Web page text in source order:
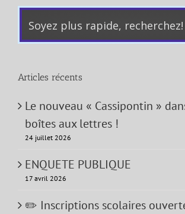
Articles récents
Le nouveau « Cassipontin »
boîtes aux lettres !
24 juillet 2026
ENQUETE PUBLIQUE
17 avril 2026
✏️ Inscriptions scolaires